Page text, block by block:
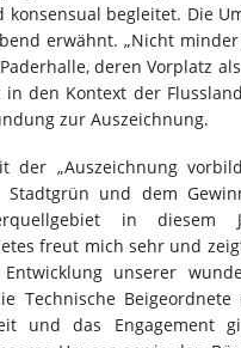
konsensual begleitet. Die
erwähnt. „Nicht
deren Vorplatz
den Kontext der
zur Auszeichnung.
der „Auszeichnung
Stadtgrün und dem
in diesem
freut mich sehr und
unserer
Technische
und das Engagement